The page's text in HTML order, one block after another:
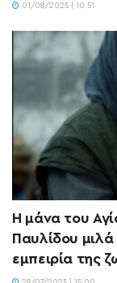
01/08/2025 | 10:51
Η μάνα του
Παυλίδου μιλά
εμπειρία της